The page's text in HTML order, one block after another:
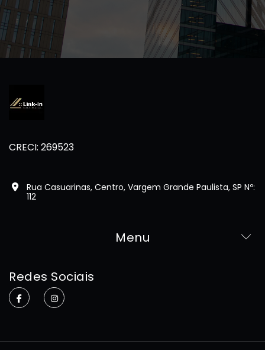
CRECI: 269523
Rua Casuarinas, Centro, Vargem Grande Paulista, SP Nº:
112
Menu
Redes Sociais